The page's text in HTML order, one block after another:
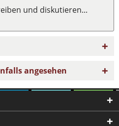
und diskutieren...
angesehen